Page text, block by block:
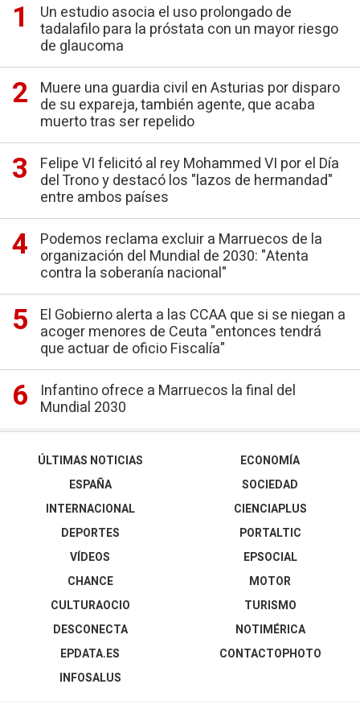
Un estudio asocia el uso prolongado de
tadalafilo para la próstata con un mayor riesgo
de glaucoma
Muere una guardia civil en Asturias por disparo
de su expareja, también agente, que acaba
muerto tras ser repelido
Felipe VI felicitó al rey Mohammed VI por el Día
del Trono y destacó los "lazos de hermandad"
entre ambos países
Podemos reclama excluir a Marruecos de la
organización del Mundial de 2030: "Atenta
contra la soberanía nacional"
El Gobierno alerta a las CCAA que si se niegan a
acoger menores de Ceuta "entonces tendrá
que actuar de oficio Fiscalía"
Infantino ofrece a Marruecos la final del
Mundial 2030
ÚLTIMAS NOTICIAS
ESPAÑA
INTERNACIONAL
DEPORTES
VÍDEOS
ECONOMÍA
SOCIEDAD
CIENCIAPLUS
PORTALTIC
EPSOCIAL
CHANCE
CULTURAOCIO
DESCONECTA
EPDATA.ES
INFOSALUS
MOTOR
TURISMO
NOTIMÉRICA
CONTACTOPHOTO